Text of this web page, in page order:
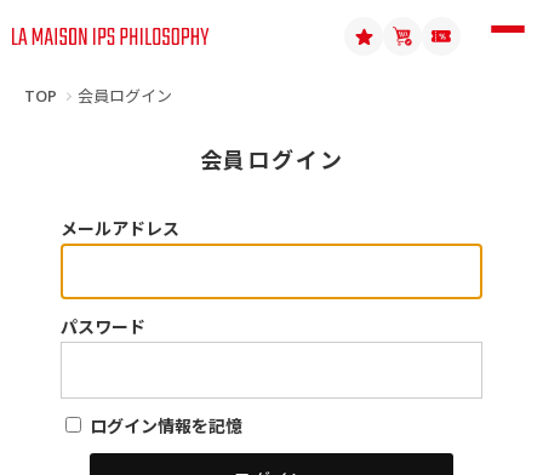
TOP 会員ログイン
会員ログイン
メールアドレス
パスワード
ログイン情報を記憶